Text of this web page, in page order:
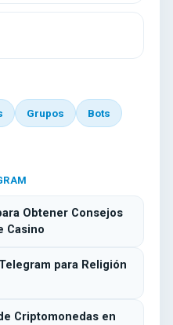
Grupos Bots
Obtener Consejos
Casino
para Religión
Criptomonedas en